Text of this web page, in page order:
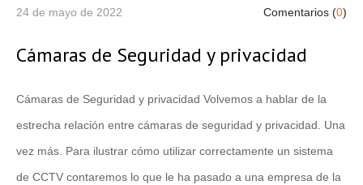
24 de mayo de 2022 Comentarios (0)
Cámaras de Seguridad y privacidad
Cámaras de Seguridad y privacidad Volvemos a hablar de la
estrecha relación entre cámaras de seguridad y privacidad. Una
vez más. Para ilustrar cómo utilizar correctamente un sistema
de CCTV contaremos lo que le ha pasado a una empresa de la